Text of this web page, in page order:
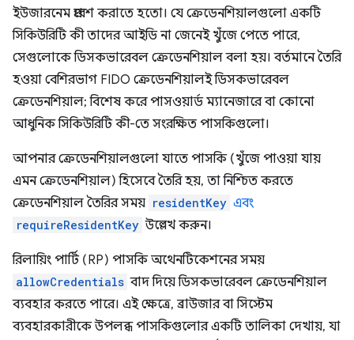
ইউজারনেম প্রবেশ করাতে হতো। যে ক্রেডেনশিয়ালগুলো একটি
সিকিউরিটি কী তাদের আইডি না জেনেই খুঁজে পেতে পারে,
সেগুলোকে ডিসকভারেবল ক্রেডেনশিয়াল বলা হয়। বর্তমানে তৈরি
হওয়া বেশিরভাগ FIDO ক্রেডেনশিয়ালই ডিসকভারেবল
ক্রেডেনশিয়াল; বিশেষ করে পাসওয়ার্ড ম্যানেজারে বা কোনো
আধুনিক সিকিউরিটি কী-তে সংরক্ষিত পাসকিগুলো।
আপনার ক্রেডেনশিয়ালগুলো যাতে পাসকি (খুঁজে পাওয়া যায়
এমন ক্রেডেনশিয়াল) হিসেবে তৈরি হয়, তা নিশ্চিত করতে
ক্রেডেনশিয়াল তৈরির সময় residentKey এবং
requireResidentKey উল্লেখ করুন।
রিলায়িং পার্টি (RP) পাসকি অথেনটিকেশনের সময়
allowCredentials বাদ দিয়ে ডিসকভারেবল ক্রেডেনশিয়াল
ব্যবহার করতে পারে। এই ক্ষেত্রে, ব্রাউজার বা সিস্টেম
ব্যবহারকারীকে উপলব্ধ পাসকিগুলোর একটি তালিকা দেখায়, যা